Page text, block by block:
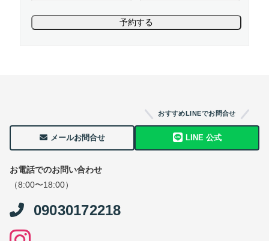
メールお問合せ
おすすめLINEでお問合せ
LINE 公式
お電話でのお問い合わせ
（8:00〜18:00）
09030172218